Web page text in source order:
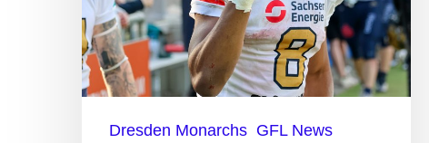
den
Titel
holen“
Dresden Monarchs GFL News